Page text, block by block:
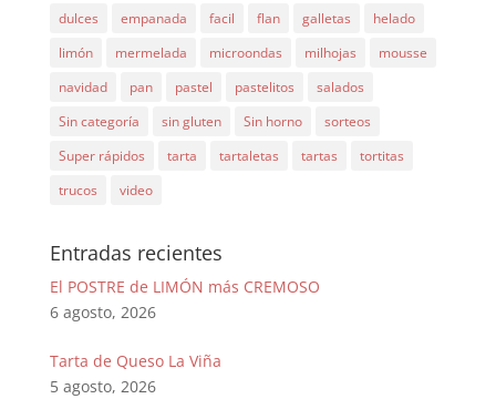
dulces
empanada facil flan galletas
helado
limón
mermelada microondas milhojas
mousse
navidad
pan pastel pastelitos
salados
Sin categoría
sin gluten Sin horno
sorteos
Super rápidos
tarta tartaletas tartas
tortitas
trucos
video
Entradas recientes
El POSTRE de LIMÓN más CREMOSO
6 agosto, 2026
Tarta de Queso La Viña
5 agosto, 2026